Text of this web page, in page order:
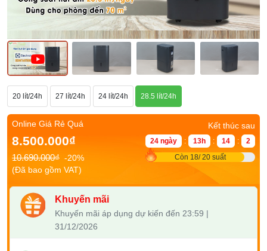
20 lít/24h 27 lít/24h 24 lít/24h 28.5 lít/24h
Online Giá Rẻ Quá
8.500.000₫
10.690.000₫ -20%
(Đã bao gồm VAT)
Kết thúc sau
24 ngày : 13h : 14 :
1
Còn 18/ 20 suất
Khuyến mãi
Khuyến mãi áp dụng dự kiến đến 23:59 |
31/12/2026